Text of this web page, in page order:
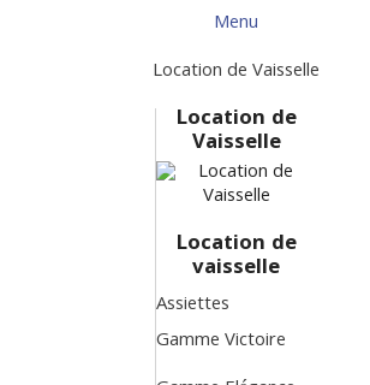
Menu
Location de Vaisselle
Location de
Vaisselle
Location de
vaisselle
Assiettes
Gamme Victoire